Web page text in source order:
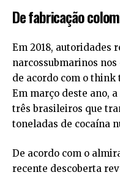
De fabricação
Em 2018, autoridades
narcossubmarinos
de acordo com o
Em março deste ano,
três brasileiros que
toneladas de cocaína
De acordo com o
recente descoberta